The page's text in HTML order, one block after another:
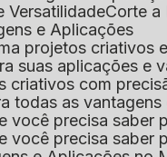
Versatilidade
Corte
e Aplicações
projetos
suas aplicações e
criativos com
todas as
você precisa saber
você precisa saber